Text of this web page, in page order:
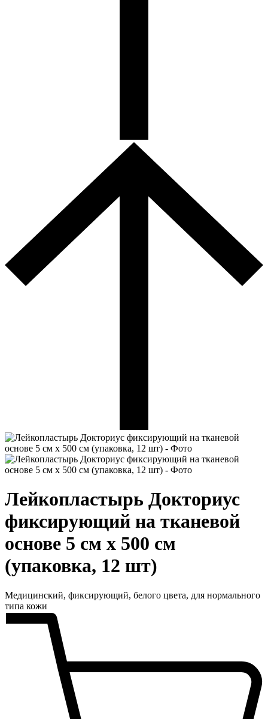
Лейкопластырь Докториус
фиксирующий на тканевой
основе 5 см х 500 см
(упаковка, 12 шт)
Медицинский, фиксирующий, белого цвета, для нормального
типа кожи